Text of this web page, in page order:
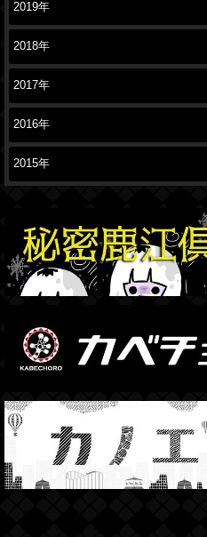
2019年
2018年
2017年
2016年
2015年